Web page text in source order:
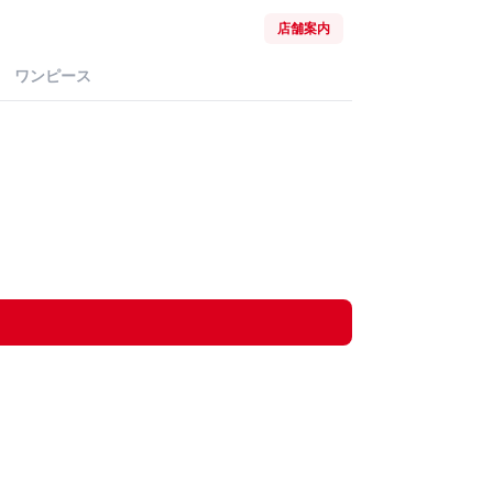
店舗案内
ワンピース